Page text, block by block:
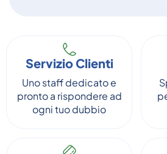
Servizio Clienti
Uno staff dedicato e
pronto a rispondere ad
ogni tuo dubbio